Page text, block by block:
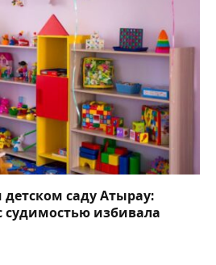
саду Атырау:
судимостью избивала